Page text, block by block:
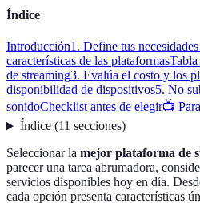
Índice
Introducción1. Define tus
características de las plataformas
de streaming3. Evalúa el costo y los
disponibilidad de dispositivos5. No
sonidoChecklist antes de elegir📺
Índice(11 secciones)
Seleccionar la mejor plataforma de
parecer una tarea abrumadora,
servicios disponibles hoy en día.
cada opción presenta características